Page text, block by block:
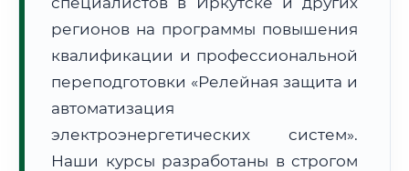
Расчет логистики оригиналов:
• Маршрут транзита:~1 434 км
• Экспресс-доставка СДЭК / Почтой:
2–3 рабочих дня
регионов на программы повышения
квалификации и профессиональной
переподготовки «Релейная защита и
автоматизация
электроэнергетических систем».
Наши курсы разработаны в строгом